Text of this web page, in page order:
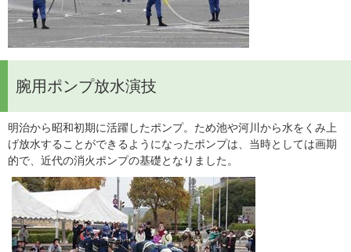
腕用ポンプ放水演技
明治から昭和初期に活躍したポンプ。ため池や河川から水をくみ上
げ放水することができるようになったポンプは、当時としては画期
的で、近代の消火ポンプの基礎となりました。